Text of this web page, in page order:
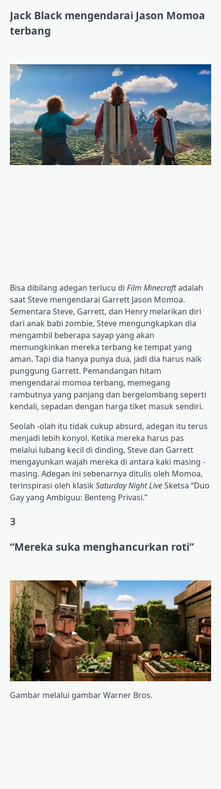
Jack Black mengendarai Jason Momoa
terbang
Bisa dibilang adegan terlucu di Film Minecraftadalah
saat Steve mengendarai Garrett Jason Momoa.
Sementara Steve, Garrett, dan Henry melarikan diri
dari anak babi zombie, Steve mengungkapkan dia
mengambil beberapa sayap yang akan
memungkinkan mereka terbang ke tempat yang
aman. Tapi dia hanya punya dua, jadi dia harus naik
punggung Garrett. Pemandangan hitam
mengendarai momoa terbang, memegang
rambutnya yang panjang dan bergelombang seperti
kendali, sepadan dengan harga tiket masuk sendiri.
Seolah -olah itu tidak cukup absurd, adegan itu terus
menjadi lebih konyol. Ketika mereka harus pas
melalui lubang kecil di dinding, Steve dan Garrett
mengayunkan wajah mereka di antara kaki masing -
masing. Adegan ini sebenarnya ditulis oleh Momoa,
terinspirasi oleh klasik Saturday Night LiveSketsa “Duo
Gay yang Ambiguu: Benteng Privasi.”
3
“Mereka suka menghancurkan roti”
Gambar melalui gambar Warner Bros.